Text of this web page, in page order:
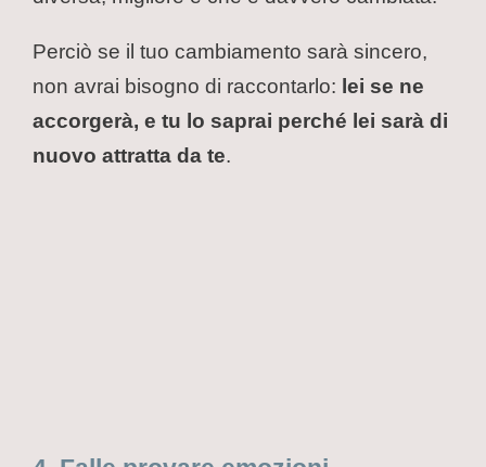
Perciò se il tuo cambiamento sarà sincero,
non avrai bisogno di raccontarlo: lei se ne
accorgerà, e tu lo saprai perché lei sarà di
nuovo attratta da te.